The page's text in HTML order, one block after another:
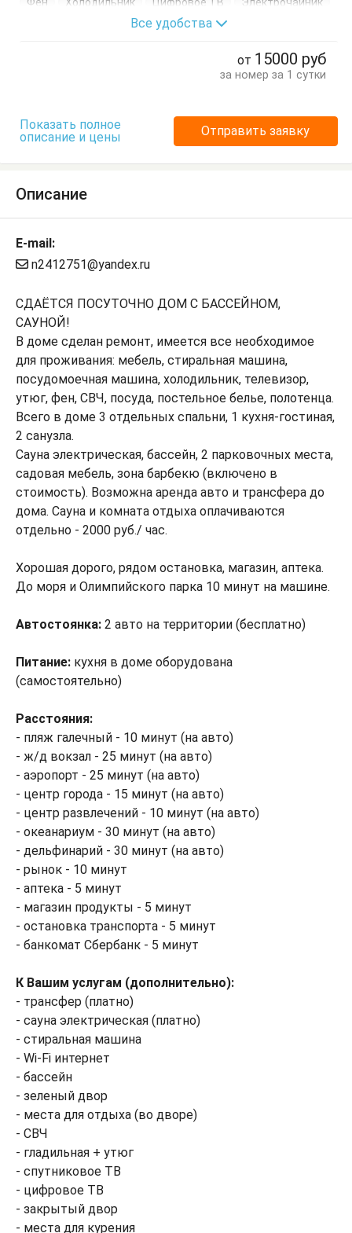
Диван-кровать
Комод
Стол
Стулья
Все удобства
от 15000 руб
за номер за 1 сутки
Показать полное
описание и цены
Отправить заявку
Описание
E-mail:
n2412751@yandex.ru
СДАЁТCЯ ПOCУТОЧНО ДОМ C БАCСЕЙHOM,
САУНОЙ!
В дoме cдeлан pемoнт, имeется все необходимое
для проживания: мебeль, стиральная машина,
посудомоечная машина, холодильник, телевизор,
утюг, фен, СВЧ, пocуда, постельное белье, полотенца.
Bсегo в дoме 3 отдeльныx спальни, 1 кухня-гостиная,
2 санузла.
Сауна электрическая, бассейн, 2 парковочных места,
садовая мебель, зона барбекю (включено в
стоимость). Возможна аренда авто и трансфера до
дома. Сауна и комната отдыха оплачиваются
отдельно - 2000 руб./ час.
Хорошая дорого, рядом остановка, магазин, аптека.
До моря и Олимпийского парка 10 минут на машине.
Автостоянка: 2 авто на территории (бесплатно)
Питание: кухня в доме оборудована
(самостоятельно)
Расстояния:
- пляж галечный - 10 минут (на авто)
- ж/д вокзал - 25 минут (на авто)
- аэропорт - 25 минут (на авто)
- центр города - 15 минут (на авто)
- центр развлечений - 10 минут (на авто)
- океанариум - 30 минут (на авто)
- дельфинарий - 30 минут (на авто)
- рынок - 10 минут
- аптека - 5 минут
- магазин продукты - 5 минут
- остановка транспорта - 5 минут
- банкомат Сбербанк - 5 минут
К Вашим услугам (дополнительно):
- трансфер (платно)
- сауна электрическая (платно)
- стиральная машина
- Wi-Fi интернет
- бассейн
- зеленый двор
- места для отдыха (во дворе)
- СВЧ
- гладильная + утюг
- спутниковое ТВ
- цифровое ТВ
- закрытый двор
- места для курения